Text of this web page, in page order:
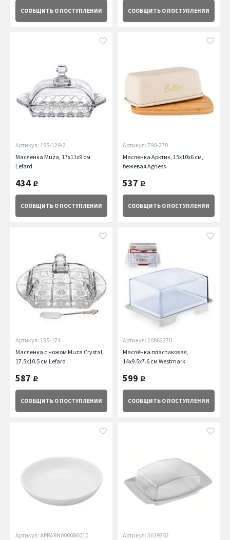
СООБЩИТЬ О ПОСТУПЛЕНИИ СООБЩИТЬ О ПОСТУПЛЕНИИ
Артикул: 195-129-2
Масленка Muza, 17х11х9 см
Lefard
434 руб.
СООБЩИТЬ О ПОСТУПЛЕНИИ
Артикул: 790-270
Масленка Арктик, 15х10х6 см,
бежевая Agness
537 руб.
СООБЩИТЬ О ПОСТУПЛЕНИИ
Артикул: 195-174
Масленка с ножом Muza Crystal,
17.5х10.5 см Lefard
587 руб.
СООБЩИТЬ О ПОСТУПЛЕНИИ
Артикул: 20862270
Маслёнка пластиковая,
14х9.5х7.6 см Westmark
599 руб.
СООБЩИТЬ О ПОСТУПЛЕНИИ
Артикул: APRARN000086010
Артикул: 3619352